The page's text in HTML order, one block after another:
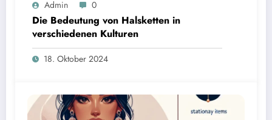
Admin 0
Die Bedeutung von Halsketten in
verschiedenen Kulturen
18. Oktober 2024